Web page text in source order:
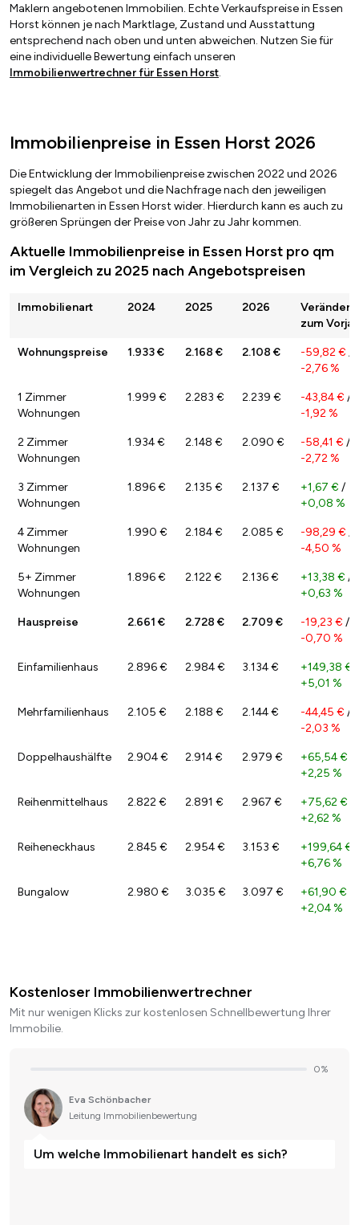
Maklern angebotenen Immobilien. Echte Verkaufspreise in Essen
Horst können je nach Marktlage, Zustand und Ausstattung
entsprechend nach oben und unten abweichen. Nutzen Sie für
eine individuelle Bewertung einfach unseren
Immobilienwertrechner für Essen Horst.
Immobilienpreise in Essen Horst 2026
Die Entwicklung der Immobilienpreise zwischen 2022 und 2026
spiegelt das Angebot und die Nachfrage nach den jeweiligen
Immobilienarten in Essen Horst wider. Hierdurch kann es auch zu
größeren Sprüngen der Preise von Jahr zu Jahr kommen.
Aktuelle Immobilienpreise in Essen Horst pro qm
im Vergleich zu 2025 nach Angebotspreisen
Immobilienart 2024 2025 2026
zum
Wohnungspreise 1.933 € 2.168 € 2.108 € -59,82 € /
-2,76 %
1 Zimmer
Wohnungen
1.999 € 2.283 € 2.239 € -43,84 € /
-1,92 %
2 Zimmer
Wohnungen
1.934 € 2.148 € 2.090 € -58,41 € /
-2,72 %
3 Zimmer
Wohnungen
1.896 € 2.135 € 2.137 € +1,67 € /
+0,08 %
4 Zimmer
Wohnungen
1.990 € 2.184 € 2.085 € -98,29 € /
-4,50 %
5+ Zimmer
Wohnungen
1.896 € 2.122 € 2.136 € +13,38 € /
+0,63 %
Hauspreise 2.661 € 2.728 € 2.709 € -19,23 € /
-0,70 %
Einfamilienhaus 2.896 € 2.984 € 3.134 € +149,38 €
+5,01 %
Mehrfamilienhaus 2.105 € 2.188 € 2.144 € -44,45 € /
-2,03 %
Doppelhaushälfte 2.904 € 2.914 € 2.979 € +65,54 €
+2,25 %
Reihenmittelhaus 2.822 € 2.891 € 2.967 € +75,62 €
+2,62 %
Reiheneckhaus 2.845 € 2.954 € 3.153 € +199,64 €
+6,76 %
Bungalow 2.980 € 3.035 € 3.097 € +61,90 €
+2,04 %
Kostenloser Immobilienwertrechner
Mit nur wenigen Klicks zur kostenlosen Schnellbewertung Ihrer
Immobilie.